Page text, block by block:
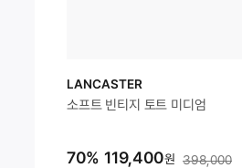
LANCASTER
소프트 빈티지 토트 미디엄
70% 119,400원 398,000